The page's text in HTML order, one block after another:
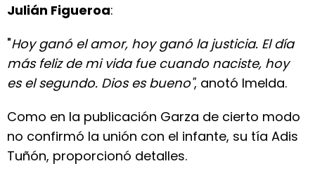
Julián Figueroa:
"Hoy ganó el amor, hoy ganó la justicia. El día
más feliz de mi vida fue cuando naciste, hoy
es el segundo. Dios es bueno", anotó Imelda.
Como en la publicación Garza de cierto modo
no confirmó la unión con el infante, su tía Adis
Tuñón, proporcionó detalles.